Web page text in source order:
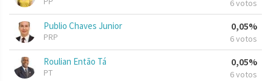
6 votos
Publio Chaves Junior
PRP
0,05%
6 votos
Roulian Então Tá
PT
0,05%
6 votos